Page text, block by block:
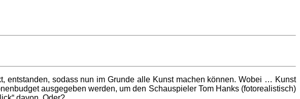
entstanden, sodass nun im Grunde alle Kunst machen können. Wobei … Kunst
ausgegeben werden, um den Schauspieler Tom Hanks (fotorealistisch)